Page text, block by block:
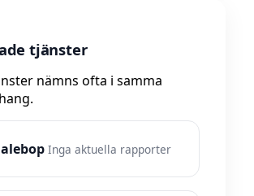
tjänster
nämns ofta i samma
Inga aktuella rapporter